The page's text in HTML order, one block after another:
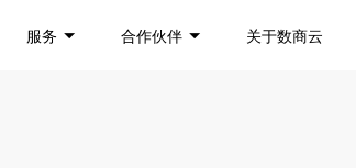
服务 合作伙伴 关于数商云